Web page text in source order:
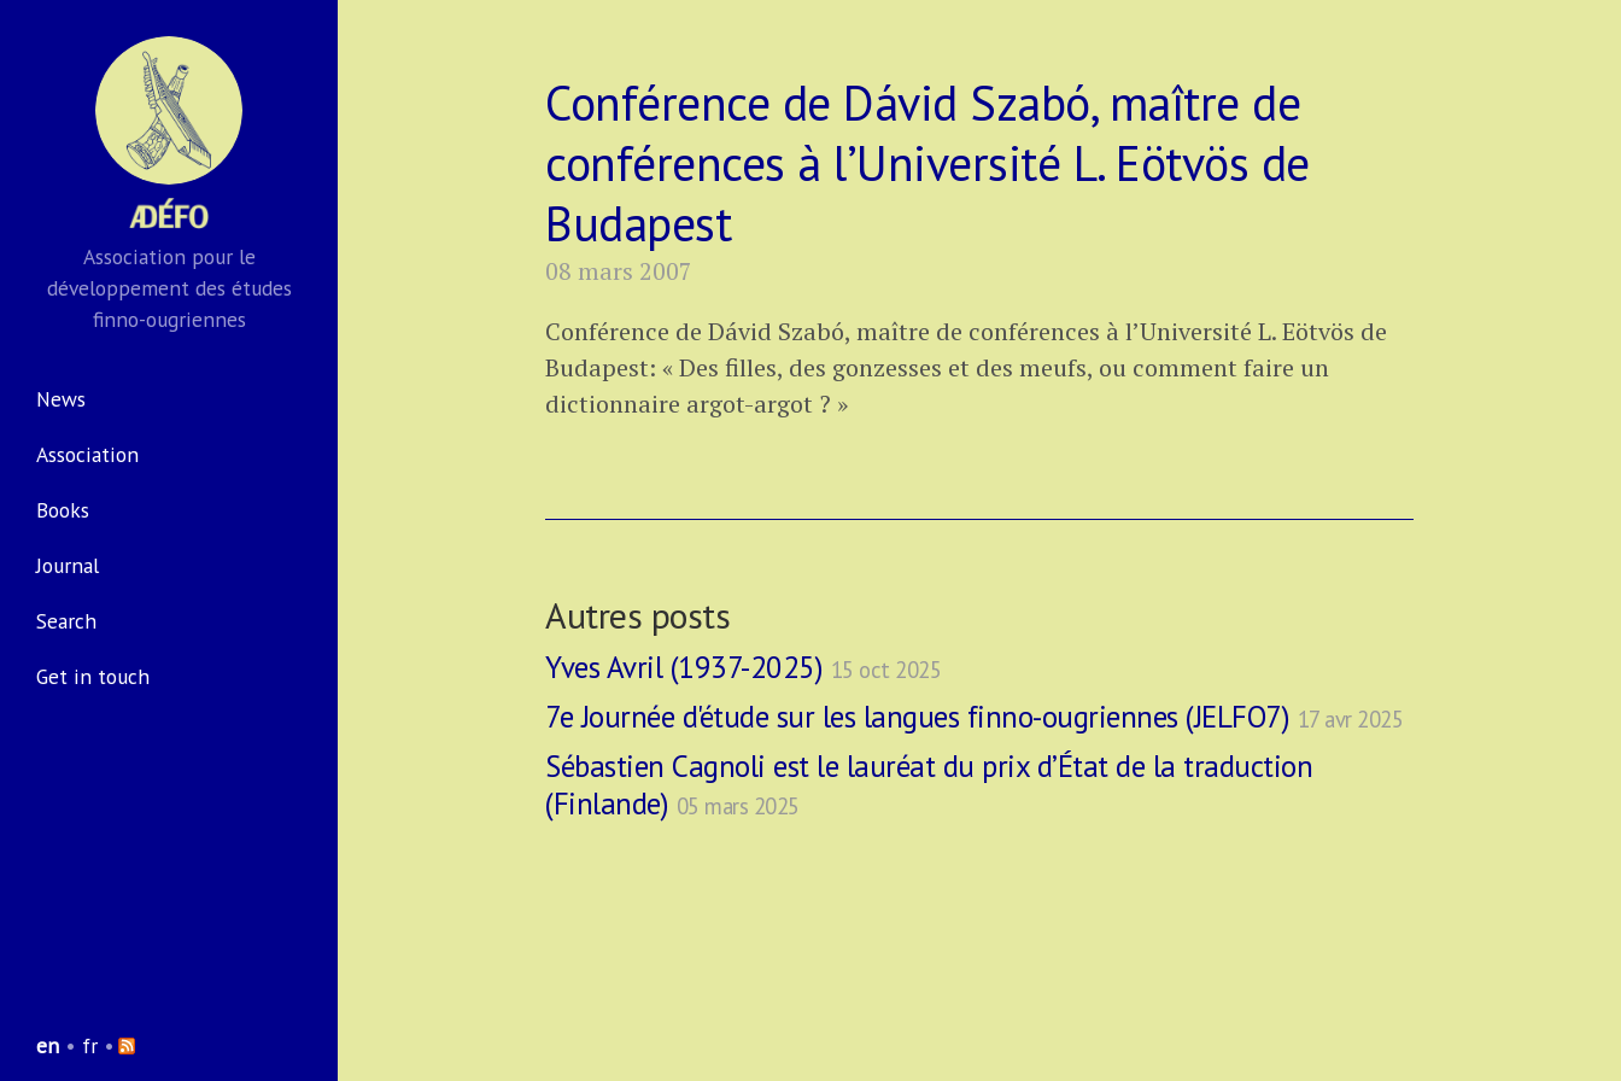
Association pour le
développement des études
finno-ougriennes
News
Association
Books
Journal
Search
Get in touch
en • fr •
Conférence de Dávid Szabó, maître de
conférences à l’Université L. Eötvös de
Budapest
08 mars 2007
Conférence de Dávid Szabó, maître de conférences à l’Université L. Eötvös de
Budapest: « Des filles, des gonzesses et des meufs, ou comment faire un
dictionnaire argot-argot ? »
Autres posts
Yves Avril (1937-2025) 15 oct 2025
7e Journée d'étude sur les langues finno-ougriennes (JELFO7) 17 avr 2025
Sébastien Cagnoli est le lauréat du prix d’État de la traduction
(Finlande) 05 mars 2025